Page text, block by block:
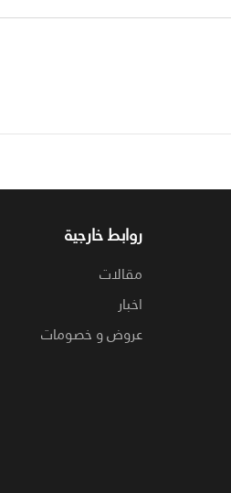
روابط خارجية
مقالات
اخبار
عروض و خصومات